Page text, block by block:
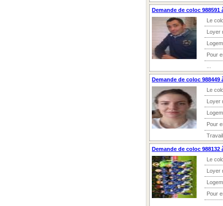
Demande de coloc 988591
Le
Loyer
Pour
Demande de coloc 988449
Le
Loyer
Pour
Demande de coloc
Le
Loyer
Pour